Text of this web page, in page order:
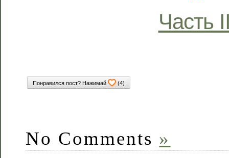
Часть
Понравился пост? Нажимай (4)
No Comments »